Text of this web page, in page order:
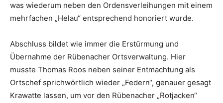
was wiederum neben den Ordensverleihungen mit einem
mehrfachen „Helau“ entsprechend honoriert wurde.
Abschluss bildet wie immer die Erstürmung und
Übernahme der Rübenacher Ortsverwaltung. Hier
musste Thomas Roos neben seiner Entmachtung als
Ortschef sprichwörtlich wieder „Federn“, genauer gesagt
Krawatte lassen, um vor den Rübenacher „Rotjacken“